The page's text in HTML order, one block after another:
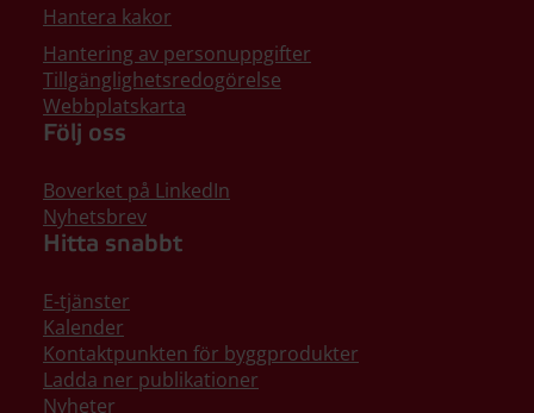
Hantera kakor
Hantering av personuppgifter
Tillgänglighetsredogörelse
Webbplatskarta
Följ oss
Boverket på LinkedIn
Nyhetsbrev
Hitta snabbt
E-tjänster
Kalender
Kontaktpunkten för byggprodukter
Ladda ner publikationer
Nyheter